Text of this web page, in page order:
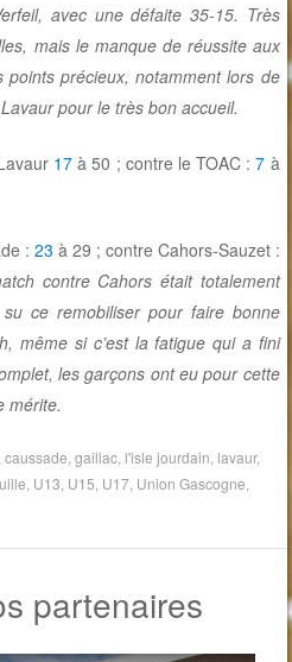
avec une défaite 35-15. Très
mais le manque de réussite aux
précieux, notamment lors de
pour le très bon accueil.
17à 50 ; contre le TOAC :7 à
: 23 à 29 ; contre Cahors-Sauzet :
contre Cahors était totalement
ce remobiliser pour faire bonne
même si c’est la fatigue qui a fini
les garçons ont eu pour cette
mérite.
,caussade ,gaillac l'isle jourdain lavaur,
U13 U15 U17 Union Gascogne
partenaires